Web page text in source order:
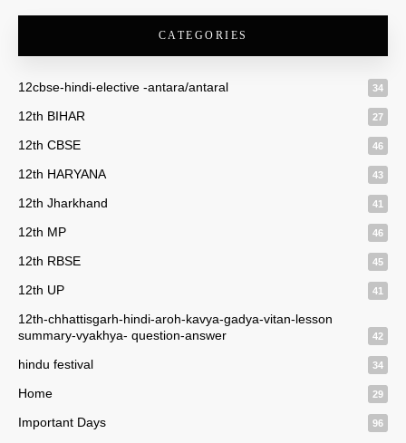
CATEGORIES
12cbse-hindi-elective -antara/antaral 34
12th BIHAR 27
12th CBSE 46
12th HARYANA 43
12th Jharkhand 41
12th MP 46
12th RBSE 45
12th UP 41
12th-chhattisgarh-hindi-aroh-kavya-gadya-vitan-lesson
summary-vyakhya- question-answer
42
hindu festival 34
Home 29
Important Days 96